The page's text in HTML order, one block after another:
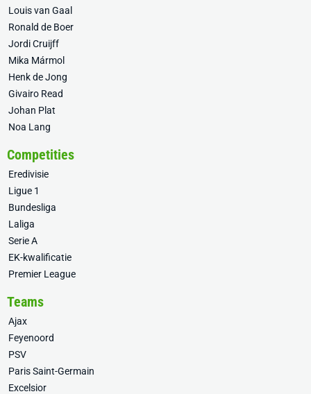
Louis van Gaal
Ronald de Boer
Jordi Cruijff
Mika Mármol
Henk de Jong
Givairo Read
Johan Plat
Noa Lang
Competities
Eredivisie
Ligue 1
Bundesliga
Laliga
Serie A
EK-kwalificatie
Premier League
Teams
Ajax
Feyenoord
PSV
Paris Saint-Germain
Excelsior